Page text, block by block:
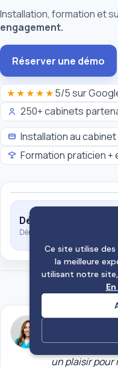
Ce site utilise
la meilleure
utilisant notre